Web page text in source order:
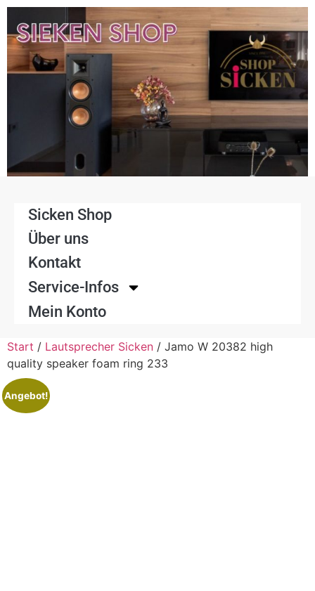
Sicken Shop
Über uns
Kontakt
Service-Infos
Mein Konto
Start / Lautsprecher Sicken / Jamo W 20382 high
quality speaker foam ring 233
Angebot!